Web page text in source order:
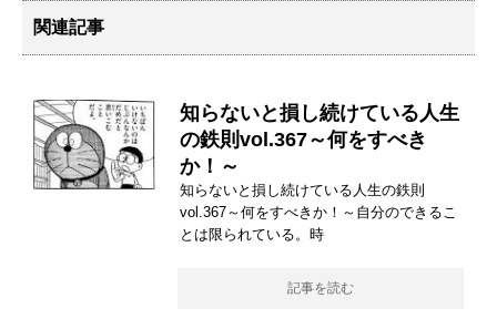
関連記事
知らないと損し続けている人生
の鉄則vol.367～何をすべき
か！～
知らないと損し続けている人生の鉄則
vol.367～何をすべきか！～自分のできるこ
とは限られている。時
記事を読む